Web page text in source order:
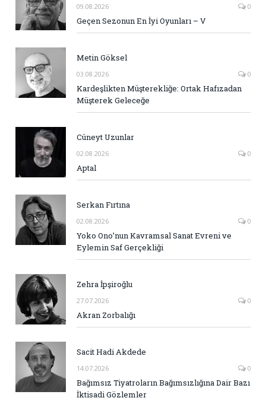
09.08.2026 0
Geçen Sezonun En İyi Oyunları – V
Metin Göksel
03.08.2026 0
Kardeşlikten Müşterekliğe: Ortak Hafızadan
Müşterek Geleceğe
Cüneyt Uzunlar
02.08.2026 0
Aptal
Serkan Fırtına
02.08.2026 0
Yoko Ono’nun Kavramsal Sanat Evreni ve
Eylemin Saf Gerçekliği
Zehra İpşiroğlu
27.07.2026 0
Akran Zorbalığı
Sacit Hadi Akdede
14.07.2026 0
Bağımsız Tiyatroların Bağımsızlığına Dair Bazı
İktisadi Gözlemler